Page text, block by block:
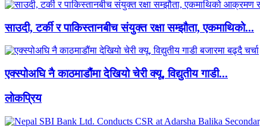
साउदी, टर्की र पाकिस्तानबीच संयुक्त रक्षा सम्झौता, एकमाथिको...
एक्स्पोअघि नै काठमाडौंमा देखियो चेरी क्यू, विद्युतीय गाडी...
लाेकप्रिय